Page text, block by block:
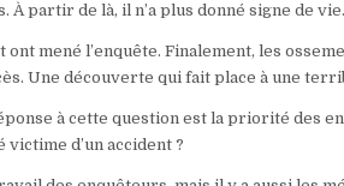
À partir de là, il n’a plus donné signe de vie.
mené l’enquête. Finalement, les
Une découverte qui fait place à une
à cette question est la priorité des
victime d’un accident ?